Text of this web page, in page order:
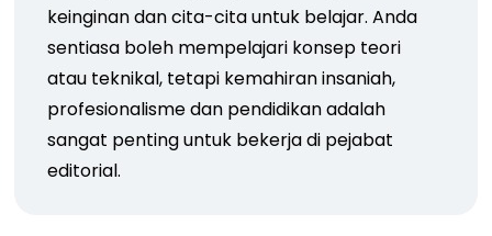
keinginan dan cita-cita untuk belajar. Anda
sentiasa boleh mempelajari konsep teori
atau teknikal, tetapi kemahiran insaniah,
profesionalisme dan pendidikan adalah
sangat penting untuk bekerja di pejabat
editorial.